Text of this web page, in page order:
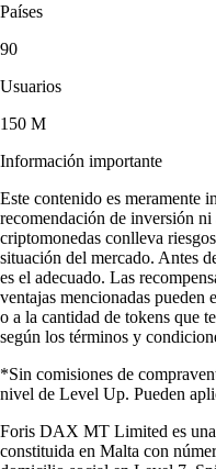
Países
90
Usuarios
150 M
Información importante
Este contenido es meramente
recomendación de inversión
criptomonedas conlleva
situación del mercado. Antes
es el adecuado. Las
ventajas mencionadas pueden
o a la cantidad de tokens que
según los términos y
*Sin comisiones de
nivel de Level Up. Pueden
Foris DAX MT Limited es una
constituida en Malta con